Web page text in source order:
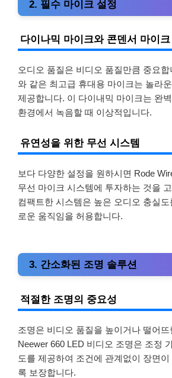
2. 필수 마이크 설정
다이나믹 마이크와 콘덴서 마이크
오디오 품질은 비디오 품질만큼 중요
와 같은 최고급 휴대용 마이크는 놀라
제공합니다. 이 다이내믹 마이크는 완
환경에서 녹음할 때 이상적입니다.
유연성을 위한 무선 시스템
보다 다양한 설정을 원하시면 Rode
무선 마이크 시스템에 투자하는 것을
컴팩트한 시스템은 높은 오디오 충실
로운 움직임을 허용합니다.
3. 간소화된 조명 솔루션
적절한 조명의 중요성
조명은 비디오 품질을 높이거나 떨어
Neewer 660 LED 비디오 조명은 조정
도를 제공하여 조건에 관계없이 장면
록 보장합니다.